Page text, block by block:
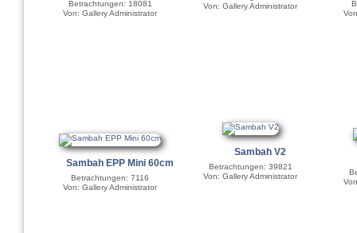
Betrachtungen: 18081
Von: Gallery Administrator
Von: Gallery Administrator
Sambah EPP Mini 60cm
Betrachtungen: 7116
Von: Gallery Administrator
Sambah V2
Betrachtungen: 39821
Von: Gallery Administrator